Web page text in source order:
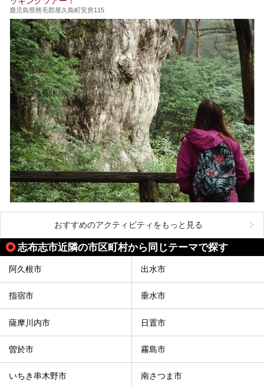
の相違点や注意事項などを詳細レビューします。
鹿児島県熊毛郡屋久島町安房115
おすすめのアクティビティをもっと見る
志布志市近隣の市区町村から同じテーマで探す
阿久根市 出水市
指宿市 垂水市
薩摩川内市 日置市
曽於市 霧島市
いちき串木野市 南さつま市